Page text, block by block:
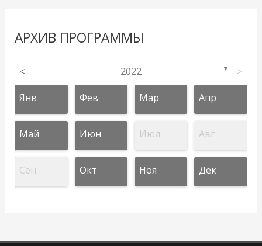
АРХИВ ПРОГРАММЫ
< 2022 ▼ >
Янв Фев Мар Апр
Май Июн Июл Авг
Сен Окт Ноя Дек